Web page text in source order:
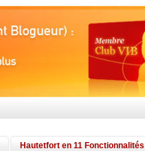
Hautetfort en 11 Fonctionnalités